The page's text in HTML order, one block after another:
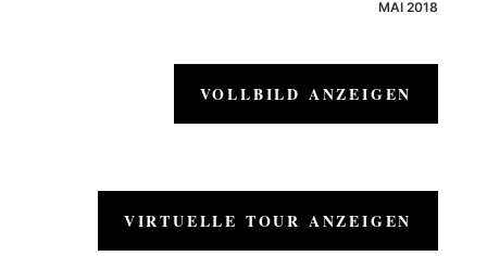
MAI 2018
VOLLBILD ANZEIGEN
VIRTUELLE TOUR ANZEIGEN